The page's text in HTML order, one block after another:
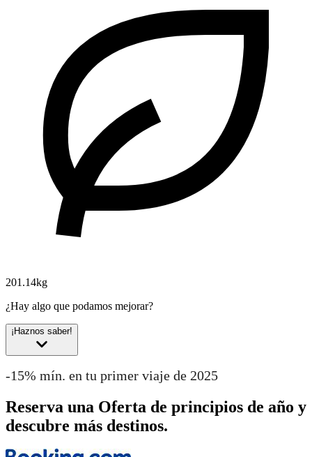
201.14kg
¿Hay algo que podamos mejorar?
¡Haznos saber!
-15% mín. en tu primer viaje de 2025
Reserva una Oferta de principios de año y
descubre más destinos.